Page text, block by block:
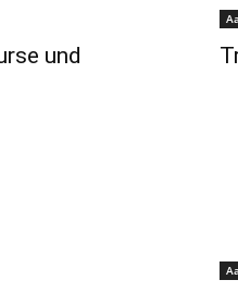
und